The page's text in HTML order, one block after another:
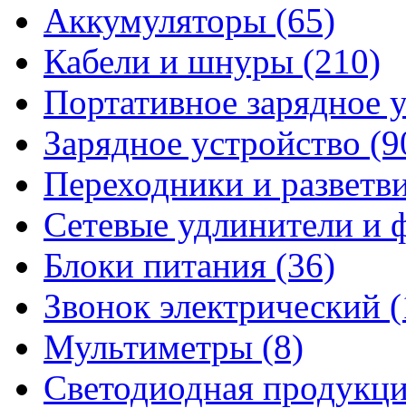
Аккумуляторы (65)
Кабели и шнуры (210)
Портативное зарядное
Зарядное устройство
Переходники и
Сетевые удлинители и
Блоки питания (36)
Звонок электрический
Мультиметры (8)
Светодиодная